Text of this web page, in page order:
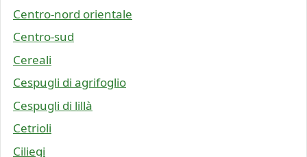
Centro-nord orientale
Centro-sud
Cereali
Cespugli di agrifoglio
Cespugli di lillà
Cetrioli
Ciliegi